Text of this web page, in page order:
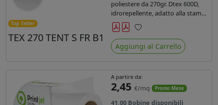
Top Seller
TEX 270 TENT S FR B1
poliestere da 270gr. Dtex 600D,
idrorepellente, adatto alla stampa
solvente, ecosolvente, uv, latex (di
terza generazione). Ideale per
tende ,coperture gazebo, prodotti
gonfiabili o cuscini di
Preferiti
Aggiungi al Carrello
A partire da:
2,45 €/mq Promo Mese
41,00 Bobine disponibili